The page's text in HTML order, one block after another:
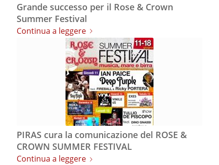
Grande successo per il Rose & Crown
Summer Festival
Continua a leggere
PIRAS cura la comunicazione del ROSE &
CROWN SUMMER FESTIVAL
Continua a leggere